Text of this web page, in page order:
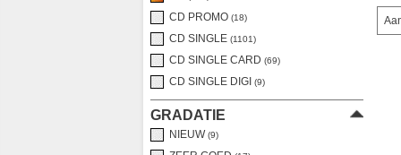
CD PROMO (18)
CD SINGLE (1101)
CD SINGLE CARD (69)
CD SINGLE DIGI (9)
GRADATIE
NIEUW(9)